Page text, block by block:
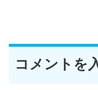
コメントを